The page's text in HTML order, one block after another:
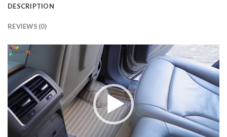
DESCRIPTION
REVIEWS (0)
Lecteur
vidéo